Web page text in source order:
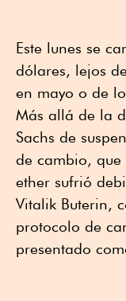
Este lunes se
dólares, lejos
en mayo o de
Más allá de la
Sachs de
de cambio, que
ether sufrió
Vitalik Buterin,
protocolo de
presentado